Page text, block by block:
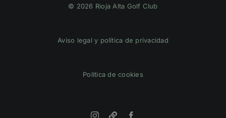
© 2026 Rioja Alta Golf Club
Aviso legal y política de privacidad
Política de cookies